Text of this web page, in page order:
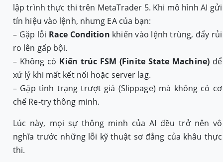
lập trình thực thi trên MetaTrader 5. Khi mô hình AI gửi
tín hiệu vào lệnh, nhưng EA của bạn:
– Gặp lỗi Race Condition khiến vào lệnh trùng, đẩy rủi
ro lên gấp bội.
– Không có Kiến trúc FSM (Finite State Machine)để
xử lý khi mất kết nối hoặc server lag.
– Gặp tình trạng trượt giá (Slippage) mà không có cơ
chế Re-try thông minh.
Lúc này, mọi sự thông minh của AI đều trở nên vô
nghĩa trước những lỗi kỹ thuật sơ đẳng của khâu thực
thi.